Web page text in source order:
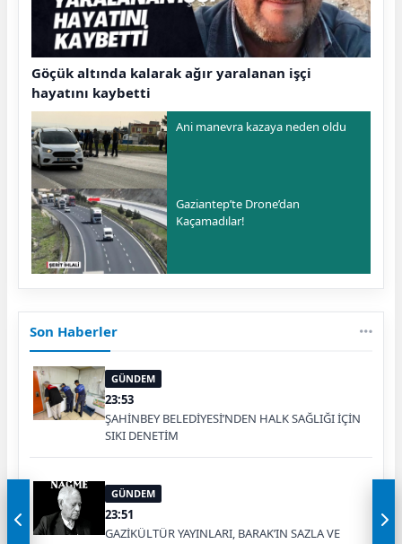
Göçük altında kalarak ağır yaralanan işçi
hayatını kaybetti
Ani manevra kazaya neden oldu
Gaziantep’te Drone’dan
Kaçamadılar!
Son Haberler
GÜNDEM
23:53
ŞAHİNBEY BELEDİYESİ’NDEN HALK SAĞLIĞI İÇİN
SIKI DENETİM
GÜNDEM
23:51
GAZİKÜLTÜR YAYINLARI, BARAK’IN SAZLA VE